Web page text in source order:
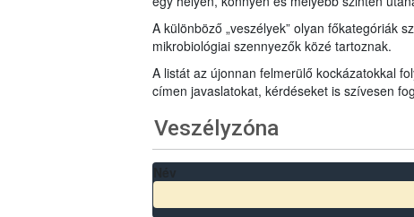
A különböző „veszélyek” olyan főkategóriák
mikrobiológiai szennyezők közé tartoznak.
A listát az újonnan felmerülő kockázatokkal
címen javaslatokat, kérdéseket is szívesen
Veszélyzóna